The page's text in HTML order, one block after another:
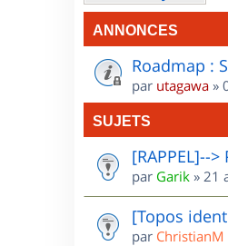
ANNONCES
Roadmap :
par utagawa »
SUJETS
[RAPPEL]--
par Garik » 21
[Topos
par ChristianM